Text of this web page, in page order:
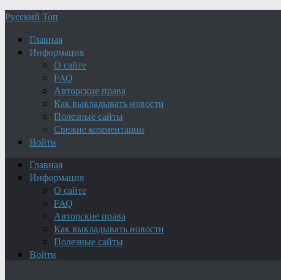
Русский Топ
Главная
Информация
О сайте
FAQ
Авторские права
Как выкладывать новости
Полезные сайты
Свежие комментарии
Войти
Главная
Информация
О сайте
FAQ
Авторские права
Как выкладывать новости
Полезные сайты
Войти